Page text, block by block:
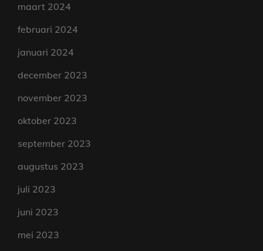
maart 2024
februari 2024
januari 2024
december 2023
november 2023
oktober 2023
september 2023
augustus 2023
juli 2023
juni 2023
mei 2023